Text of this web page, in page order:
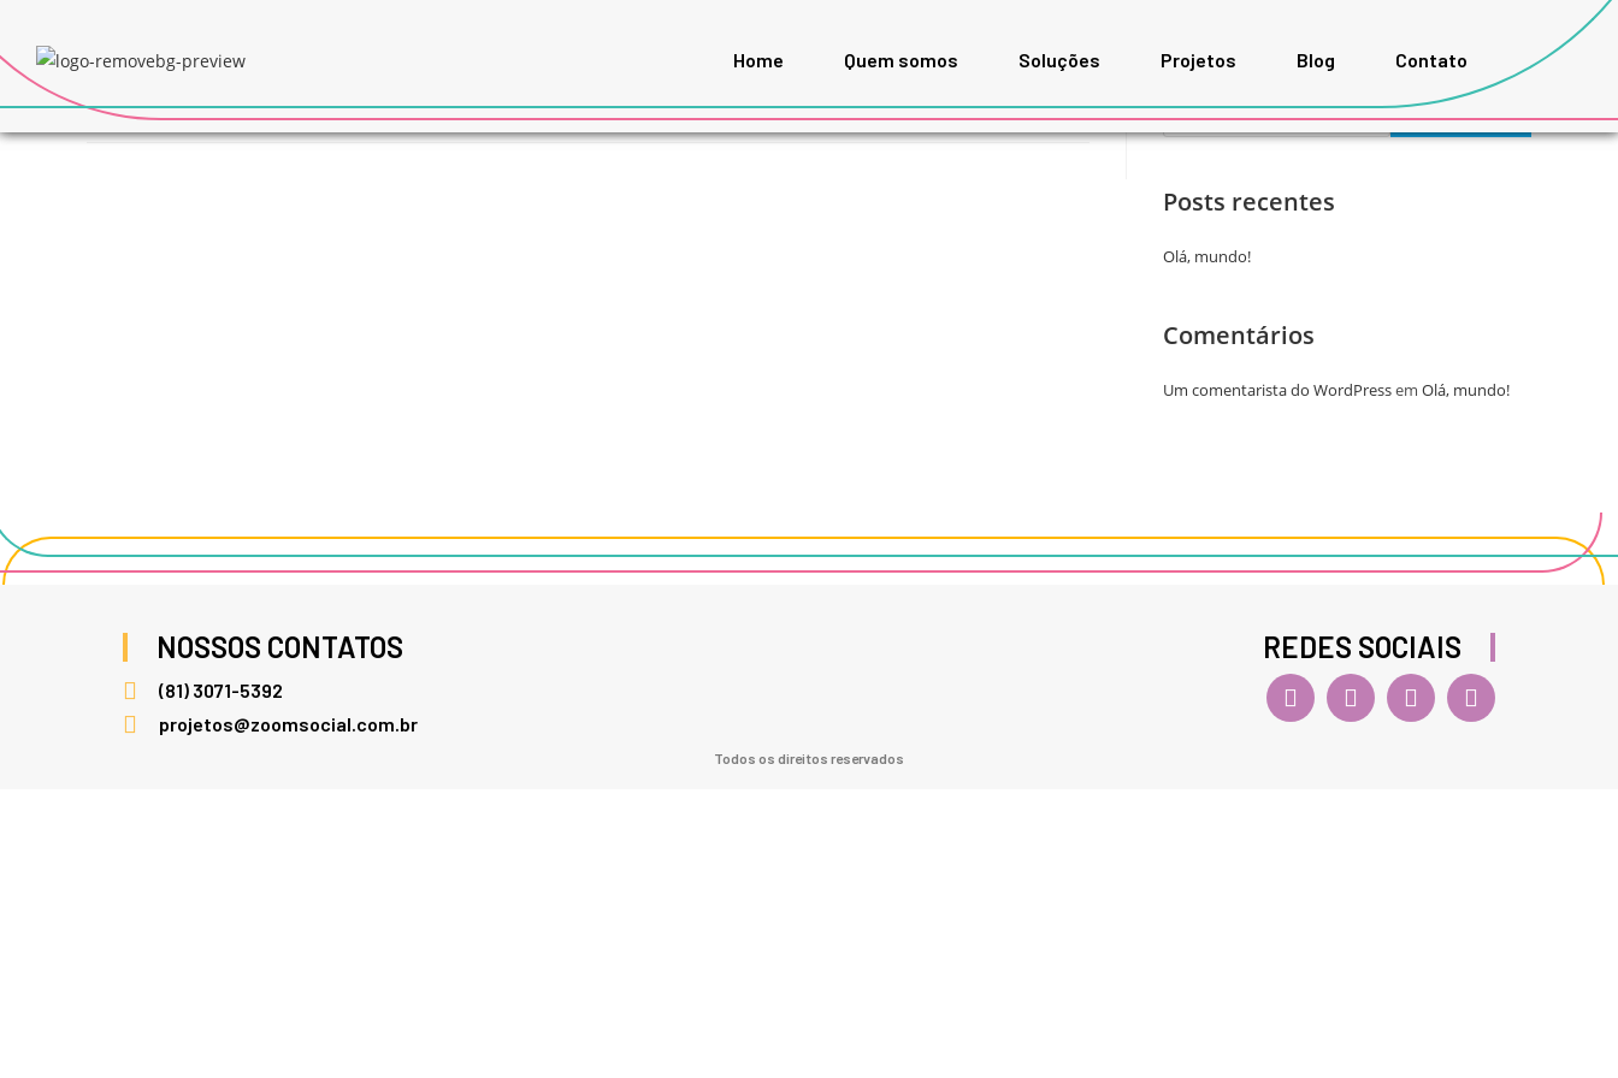
Home Quem somos Soluções Projetos Blog Contato
Teste de card para postagem de Saude 1 Pesquisar
PESQUISAR
Posts recentes
Olá, mundo!
Comentários
Um comentarista do WordPressem Olá, mundo!
NOSSOS CONTATOS
(81) 3071-5392
projetos@zoomsocial.com.br
Todos os direitos reservados
REDES SOCIAIS